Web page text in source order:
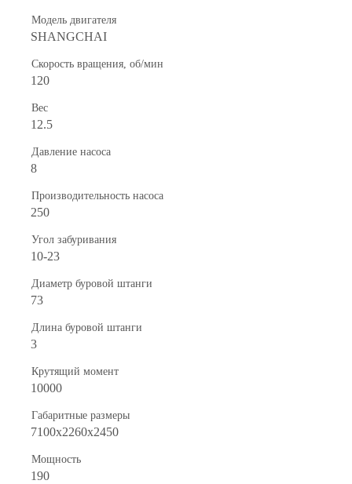
Модель двигателя
SHANGCHAI
Скорость вращения, об/мин
120
Вес
12.5
Давление насоса
8
Производительность насоса
250
Угол забуривания
10-23
Диаметр буровой штанги
73
Длина буровой штанги
3
Крутящий момент
10000
Габаритные размеры
7100x2260x2450
Мощность
190